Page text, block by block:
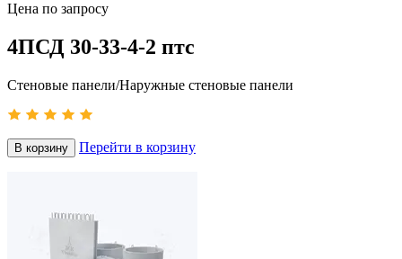
Цена по запросу
4ПСД 30-33-4-2 птс
Стеновые панели/Наружные стеновые панели
В корзину Перейти в корзину